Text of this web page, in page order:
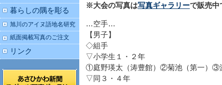
※大会の写真は写真ギャラリーで販売中
…空手…
【男子】
◇組手
▽小学生１・２年
①庭野瑛太（涛豊館）②菊池（第一）③
▽同３・４年
暮らしの隅を彫る
旭川のアイヌ語地名研究
紙面掲載写真のご注文
リンク